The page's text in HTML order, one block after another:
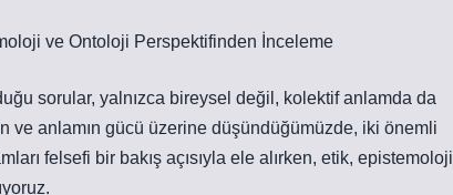
ve Ontoloji Perspektifinden İnceleme
sorular, yalnızca bireysel değil, kolektif anlamda da
ve anlamın gücü üzerine düşündüğümüzde, iki önemli
felsefi bir bakış açısıyla ele alırken, etik, epistemoloji